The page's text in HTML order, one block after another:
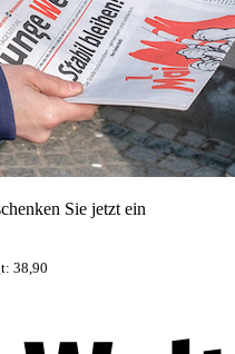
Sie jetzt ein
38,90